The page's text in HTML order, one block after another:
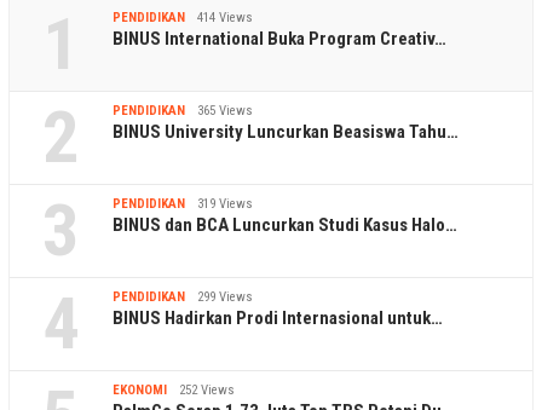
1 PENDIDIKAN 414 Views
BINUS International Buka Program Creativ…
2 PENDIDIKAN 365 Views
BINUS University Luncurkan Beasiswa Tahu…
3 PENDIDIKAN 319 Views
BINUS dan BCA Luncurkan Studi Kasus Halo…
4 PENDIDIKAN 299 Views
BINUS Hadirkan Prodi Internasional untuk…
EKONOMI 252 Views